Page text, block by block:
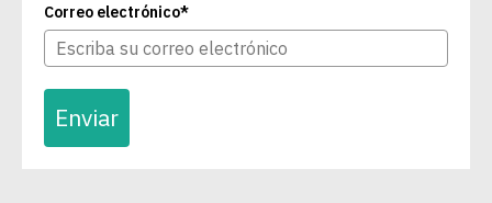
Correo electrónico*
Enviar